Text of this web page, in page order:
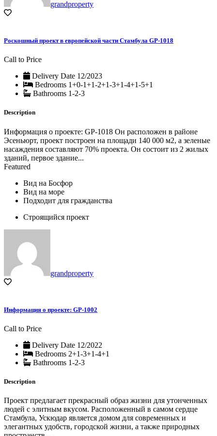
grandproperty
Роскошный проект в европейской части Стамбула GP-1018
Call to Price
Delivery Date 12/2023
Bedrooms 1+0-1+1-2+1-3+1-4+1-5+1
Bathrooms 1-2-3
Description
Информация о проекте: GP-1018 Он расположен в районе
Эсеньюрт, проект построен на площади 140 000 м2, а зеленые
насаждения составляют 70% проекта. Он состоит из 2 жилых
зданий, первое здание...
Featured
Вид на Босфор
Вид на море
Подходит для гражданства
Строящийся проект
grandproperty
Информация о проекте: GP-1002
Call to Price
Delivery Date 12/2022
Bedrooms 2+1-3+1-4+1
Bathrooms 1-2-3
Description
Проект предлагает прекрасный образ жизни для утонченных
людей с элитным вкусом. Расположенный в самом сердце
Стамбула, Ускюдар является домом для современных и
элегантных удобств, городской жизни, а также природных